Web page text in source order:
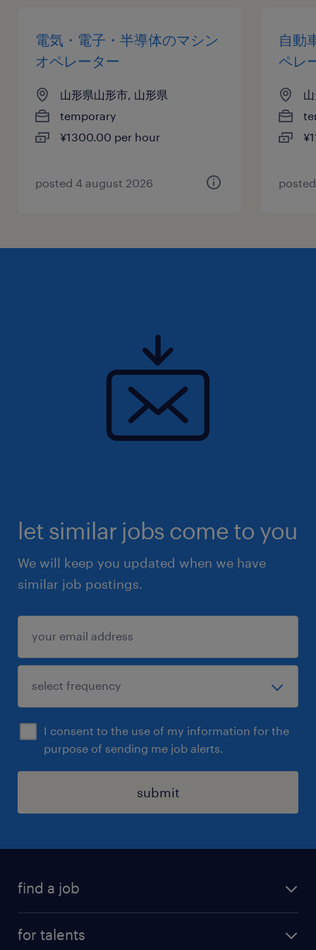
電気・電子・半導体のマシン
オペレーター
山形県山形市, 山形県
temporary
¥1300.00 per hour
posted 4 august 2026
自動
ペレ
let similar jobs come to you
We will keep you updated when we have
similar job postings.
I consent to the use of my information for the
purpose of sending me job alerts.
submit
find a job
for talents